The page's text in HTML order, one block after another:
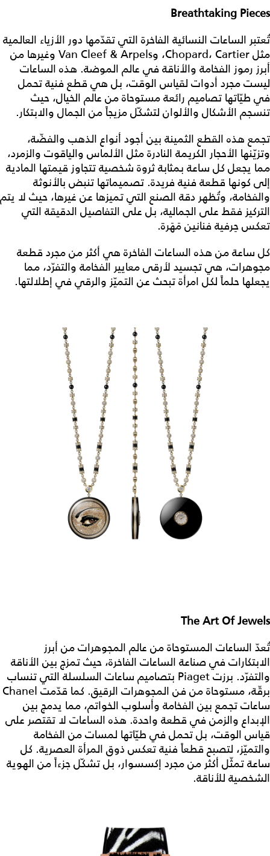
Breathtaking Pieces
تُعتبر الساعات النسائية الفاخرة التي تقدّمها دور الأزياء العالمية
مثل Chopard، Cartier، وVan Cleef & Arpels وغيرها من
أبرز رموز الفخامة والأناقة في عالم الموضة. هذه الساعات
ليست مجرد أدوات لقياس الوقت، بل هي قطع فنية تحمل
في طيّاتها تصاميم رائعة مستوحاة من عالم الخيال، حيث
تنسجم الأشكال والألوان لتشكّل مزيجاً من الجمال والابتكار.
تجمع هذه القطع الثمينة بين أجود أنواع الذهب والفضّة،
وتزيّنها الأحجار الكريمة النادرة مثل الألماس والياقوت والزمرد،
مما يجعل كل ساعة بمثابة ثروة شخصية تتجاوز قيمتها المادية
إلى كونها قطعة فنية فريدة. تصميماتها تنبض بالأنوثة
والفخامة، وتُظهر دقة الصنع التي تميزها عن غيرها، حيث لا يتم
التركيز فقط على الجمالية، بل على التفاصيل الدقيقة التي
تعكس حِرفية فنانين مَهَرة.
كل ساعة من هذه الساعات الفاخرة هي أكثر من مجرد قطعة
مجوهرات، هي تجسيد لأرقى معايير الفخامة والتفرّد، مما
يجعلها حلماً لكل امرأة تبحث عن التميّز والرقي في إطلالتها.
The Art Of Jewels
تُعدّ الساعات المستوحاة من عالم المجوهرات من أبرز
الابتكارات في صناعة الساعات الفاخرة، حيث تمزج بين الأناقة
والتفرّد. برزت Piaget بتصاميم ساعات السلسلة التي تنساب
برقّة، مستوحاة من فن المجوهرات الرقيق. كما قدّمت Chanel
ساعات تجمع بين الفخامة وأسلوب الخواتم، مما يدمج بين
الإبداع والزمن في قطعة واحدة. هذه الساعات لا تقتصر على
قياس الوقت، بل تحمل في طيّاتها لمسات من الفخامة
والتميّز، لتصبح قطعاً فنية تعكس ذوق المرأة العصرية. كل
ساعة تمثّل أكثر من مجرد إكسسوار، بل تشكّل جزءاً من الهوية
الشخصية للأناقة.